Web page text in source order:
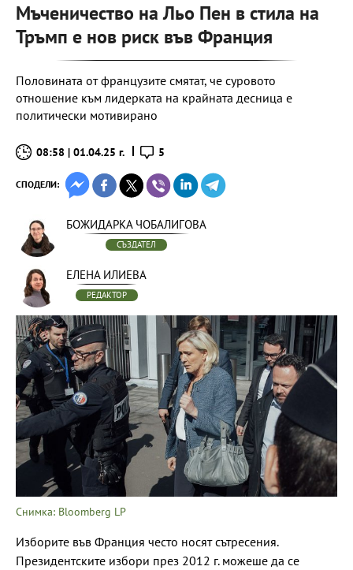
Мъченичество на Льо Пен в стила на
Тръмп е нов риск във Франция
Половината от французите смятат, че суровото
отношение към лидерката на крайната десница е
политически мотивирано
08:58 | 01.04.25 г. 5
СПОДЕЛИ:
БОЖИДАРКА ЧОБАЛИГОВА
СЪЗДАТЕЛ
ЕЛЕНА ИЛИЕВА
РЕДАКТОР
Снимка: Bloomberg LP
Изборите във Франция често носят сътресения.
Президентските избори през 2012 г. можеше да се